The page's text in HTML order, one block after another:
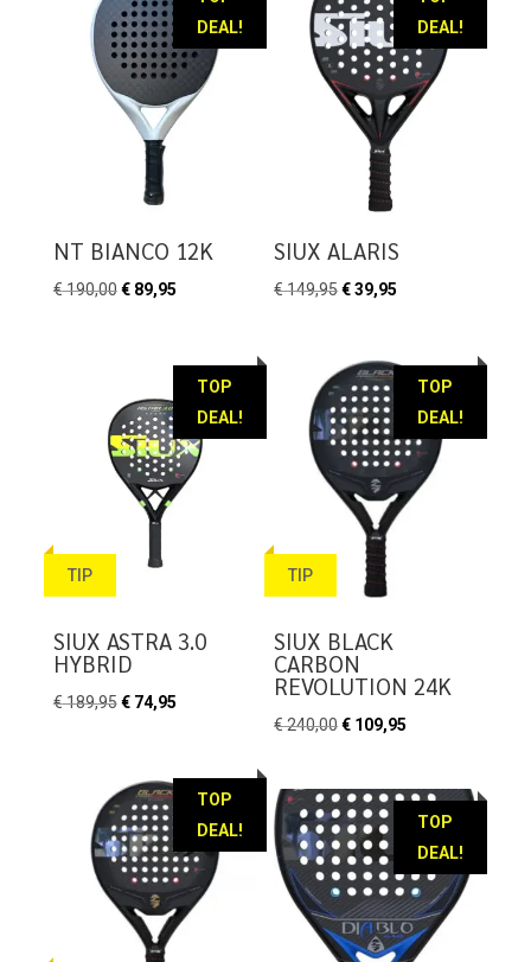
DEAL!
NT BIANCO 12K
€190,00 Oorspronkelijke
€89,95Huidige
€ 89,95.
DEAL!
SIUX ALARIS
€149,95Oorspronkelijke
€ 149,95.
€39,95
€ 39,95.
TOP
DEAL!
TIP
SIUX ASTRA 3.0
HYBRID
€189,95 Oorspronkelijke
€ 189,95.
€74,95Huidige
€ 74,95.
TOP
DEAL!
TIP
SIUX BLACK
CARBON
REVOLUTION 24K
€240,00Oorspronkelijke
was:
€ 240,00.
€ 109,95
is:
€ 109,95.
TOP
DEAL!
TOP
DEAL!